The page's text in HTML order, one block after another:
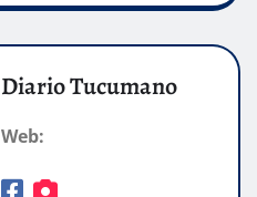
Diario Tucumano
Web: